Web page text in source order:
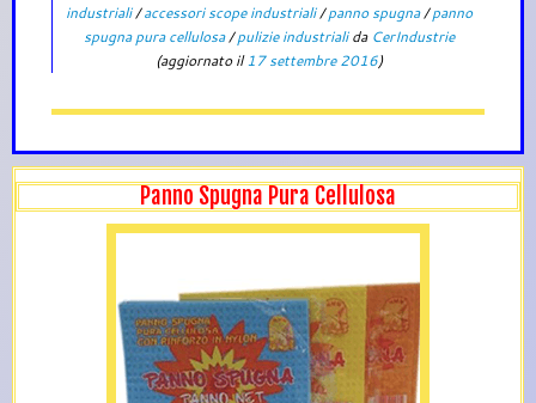
industriali/accessori scope industriali/panno spugna/panno
spugna pura cellulosa/pulizie industrialida CerIndustrie
(aggiornato il17 settembre 2016)
Panno Spugna Pura Cellulosa